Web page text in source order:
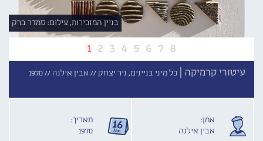
1 2 3 4 5 6 7 8
בניין המזכירות, צילום: סמדר ברק
עיטורי קרמיקה | כל מיני בניינים, ניר יצחק // אבין אילנה //1970
אמן:
אבין אילנה
תאריך:
1970